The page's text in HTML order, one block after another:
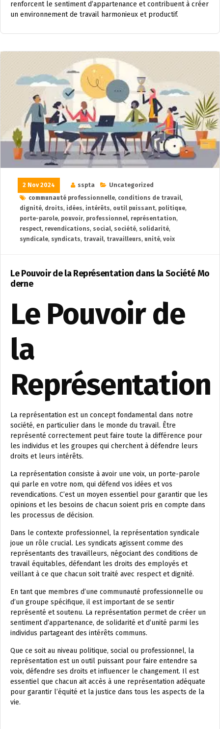
renforcent le sentiment d’appartenance et contribuent à créer
un environnement de travail harmonieux et productif.
2 Nov 2024 sspta
Uncategorized
communauté professionnelle, conditions de travail,
dignité, droits, idées, intérêts, outil puissant, politique,
porte-parole, pouvoir, professionnel, représentation,
respect, revendications, social, société, solidarité,
syndicale, syndicats, travail, travailleurs, unité, voix
Le Pouvoir de la Représentation dans la Société Mo
derne
Le Pouvoir de
la
Représentation
La représentation est un concept fondamental dans notre
société, en particulier dans le monde du travail. Être
représenté correctement peut faire toute la différence pour
les individus et les groupes qui cherchent à défendre leurs
droits et leurs intérêts.
La représentation consiste à avoir une voix, un porte-parole
qui parle en votre nom, qui défend vos idées et vos
revendications. C’est un moyen essentiel pour garantir que les
opinions et les besoins de chacun soient pris en compte dans
les processus de décision.
Dans le contexte professionnel, la représentation syndicale
joue un rôle crucial. Les syndicats agissent comme des
représentants des travailleurs, négociant des conditions de
travail équitables, défendant les droits des employés et
veillant à ce que chacun soit traité avec respect et dignité.
En tant que membres d’une communauté professionnelle ou
d’un groupe spécifique, il est important de se sentir
représenté et soutenu. La représentation permet de créer un
sentiment d’appartenance, de solidarité et d’unité parmi les
individus partageant des intérêts communs.
Que ce soit au niveau politique, social ou professionnel, la
représentation est un outil puissant pour faire entendre sa
voix, défendre ses droits et influencer le changement. Il est
essentiel que chacun ait accès à une représentation adéquate
pour garantir l’équité et la justice dans tous les aspects de la
vie.